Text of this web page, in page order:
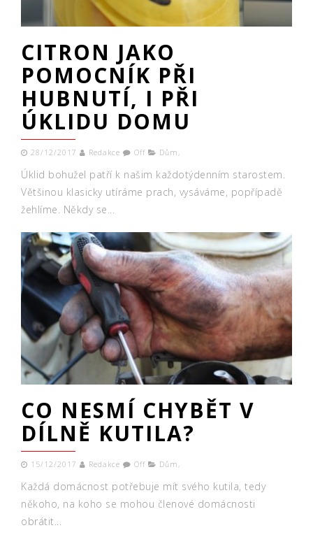
CITRON JAKO
POMOCNÍK PŘI
HUBNUTÍ, I PŘI
ÚKLIDU DOMU
28/12/2017 Redakce Off Dům ,
Úklid bohužel patří k našim každotýdenním starostem.
Většinou klasicky utíráme prach, vysáváme, popřípadě
žehlíme. Někdy se...
CO NESMÍ CHYBĚT V
DÍLNĚ KUTILA?
15/12/2017 Redakce Off Dům ,
Každá domácnost potřebuje mít svého kutila, tedy
někoho, na koho se mohou členové domácnosti
obrátit...